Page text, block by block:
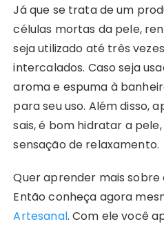
Já que se trata de um
células mortas da pele,
seja utilizado até três
intercalados. Caso seja
aroma e espuma à
para seu uso. Além disso,
sais, é bom hidratar a
sensação de relaxamento.
Quer aprender mais
Então conheça agora
Artesanal. Com ele você